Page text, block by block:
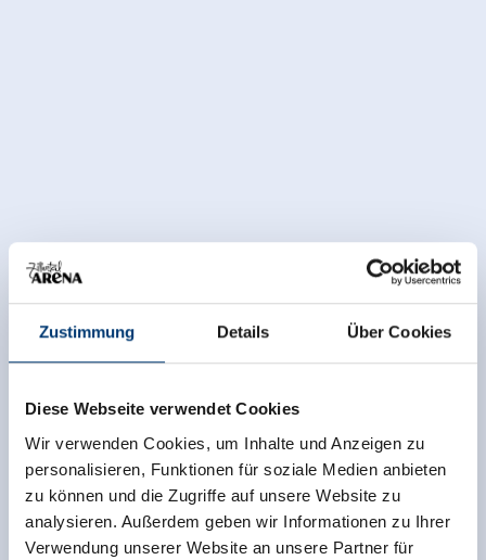
Zustimmung Details Über Cookies
Diese Webseite verwendet Cookies
Wir verwenden Cookies, um Inhalte und Anzeigen zu
personalisieren, Funktionen für soziale Medien anbieten
zu können und die Zugriffe auf unsere Website zu
analysieren. Außerdem geben wir Informationen zu Ihrer
Verwendung unserer Website an unsere Partner für